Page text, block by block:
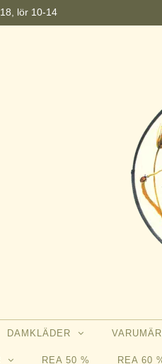
lör 10-14
DAMKLÄDER
REA 50 % REA 60